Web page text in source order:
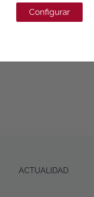
Configurar
ACTUALIDAD